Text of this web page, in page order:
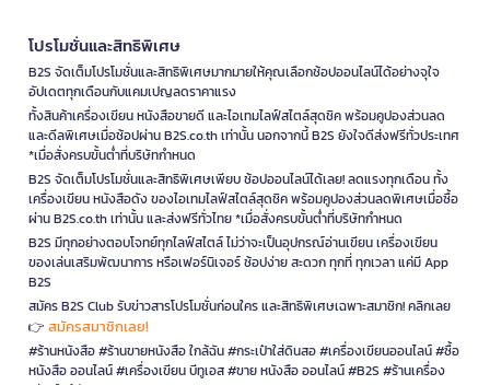
โปรโมชั่นและสิทธิพิเศษ
B2S จัดเต็มโปรโมชั่นและสิทธิพิเศษมากมายให้คุณเลือกช้อปออนไลน์ได้อย่างจุใจ
อัปเดตทุกเดือนกับแคมเปญลดราคาแรง
ทั้งสินค้าเครื่องเขียน หนังสือขายดี และไอเทมไลฟ์สไตล์สุดชิค พร้อมคูปองส่วนลด
และดีลพิเศษเมื่อช้อปผ่าน B2S.co.th เท่านั้น นอกจากนี้ B2S ยังใจดีส่งฟรีทั่วประเทศ
*เมื่อสั่งครบขั้นต่ำที่บริษัทกำหนด
B2S จัดเต็มโปรโมชั่นและสิทธิพิเศษเพียบ ช้อปออนไลน์ได้เลย! ลดแรงทุกเดือน ทั้ง
เครื่องเขียน หนังสือดัง ของไอเทมไลฟ์สไตล์สุดชิค พร้อมคูปองส่วนลดพิเศษเมื่อซื้อ
ผ่าน B2S.co.th เท่านั้น และส่งฟรีทั่วไทย *เมื่อสั่งครบขั้นต่ำที่บริษัทกำหนด
B2S มีทุกอย่างตอบโจทย์ทุกไลฟ์สไตล์ ไม่ว่าจะเป็นอุปกรณ์อ่านเขียน เครื่องเขียน
ของเล่นเสริมพัฒนาการ หรือเฟอร์นิเจอร์ ช้อปง่าย สะดวก ทุกที่ ทุกเวลา แค่มี App
B2S
สมัคร B2S Club รับข่าวสารโปรโมชั่นก่อนใคร และสิทธิพิเศษเฉพาะสมาชิก! คลิกเลย
👉 สมัครสมาชิกเลย!
#ร้านหนังสือ #ร้านขายหนังสือ ใกล้ฉัน #กระเป๋าใส่ดินสอ #เครื่องเขียนออนไลน์ #ซื้อ
หนังสือ ออนไลน์ #เครื่องเขียน บีทูเอส #ขาย หนังสือ ออนไลน์ #B2S #ร้านเครื่อง